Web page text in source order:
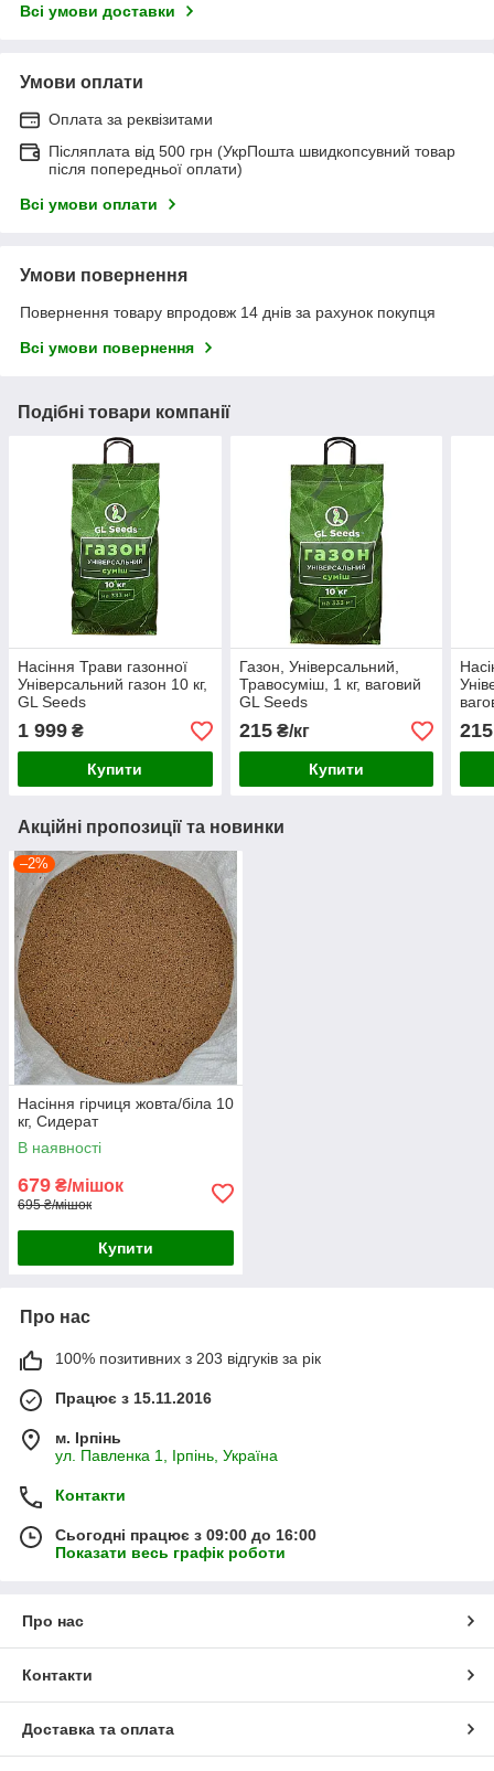
Всі умови доставки
Умови оплати
Оплата за реквізитами
Післяплата від 500 грн (УкрПошта швидкопсувний товар
після попередньої оплати)
Всі умови оплати
Умови повернення
Повернення товару впродовж 14 днів за рахунок покупця
Всі умови повернення
Подібні товари компанії
Насіння Трави газонної
Універсальний газон 10 кг,
GL Seeds
1 999 ₴
Купити
Газон, Універсальний,
Травосуміш, 1 кг, ваговий
GL Seeds
215₴/кг
Купити
215
Акційні пропозиції та новинки
–2%
Насіння гірчиця жовта/біла 10
кг, Сидерат
В наявності
679 ₴/мішок
695 ₴/мішок
Купити
Про нас
100% позитивних з 203 відгуків за рік
Працює з 15.11.2016
м. Ірпінь
ул. Павленка 1, Ірпінь, Україна
Контакти
Сьогодні працює з 09:00 до 16:00
Показати весь графік роботи
Про нас
Контакти
Доставка та оплата